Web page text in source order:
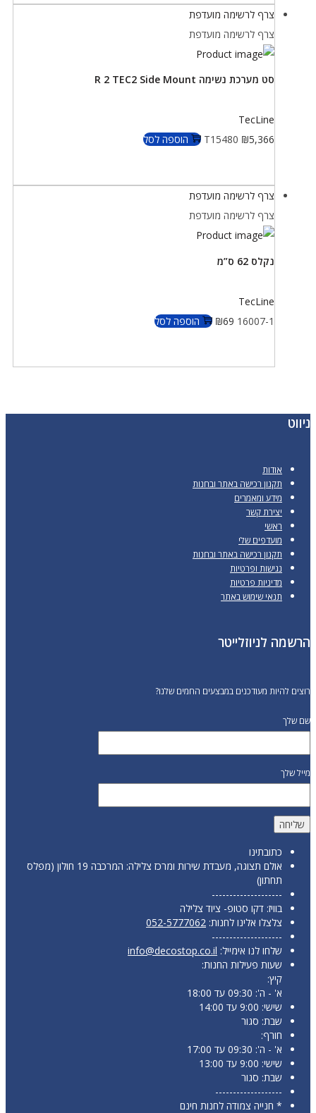
צרף לרשימה מועדפת
צרף לרשימה מועדפת
סט מערכת נשימה R 2 TEC2 Side Mount
TecLine
T15480₪5,366 הוספה לסל
צרף לרשימה מועדפת
צרף לרשימה מועדפת
נקלס 62 ס”מ
TecLine
16007-1
₪ 69 הוספה לסל
אודות
תקנון רכישה באתר ובחנות
מידע ומאמרים
יצירת קשר
ראשי
מועדפים שלי
תקנון רכישה באתר ובחנות
נגישות ופרטיות
מדיניות פרטיות
תנאי שימוש באתר
לניוזלייטר
להיות מעודכנים במבצעים החמים שלנו?
שלך
שלך
כתובתינו
אולם תצוגה, מעבדת שירות ומרכז צלילה: המרכבה 19 חולון (מפלס
תחתון)
--------------------
בוויז: דקו סטופ- ציוד צלילה
צלצלו אלינו לחנות:052-5777062
--------------------
שלחו לנו אימייל:info@decostop.co.il
שעות פעילות החנות:
קיץ:
א' - ה': 09:30 עד 18:00
שישי: 9:00 עד 14:00
שבת: סגור
חורף:
א' - ה': 09:30 עד 17:00
שישי: 9:00 עד 13:00
שבת: סגור
-------------------
* חנייה צמודה לחנות חינם